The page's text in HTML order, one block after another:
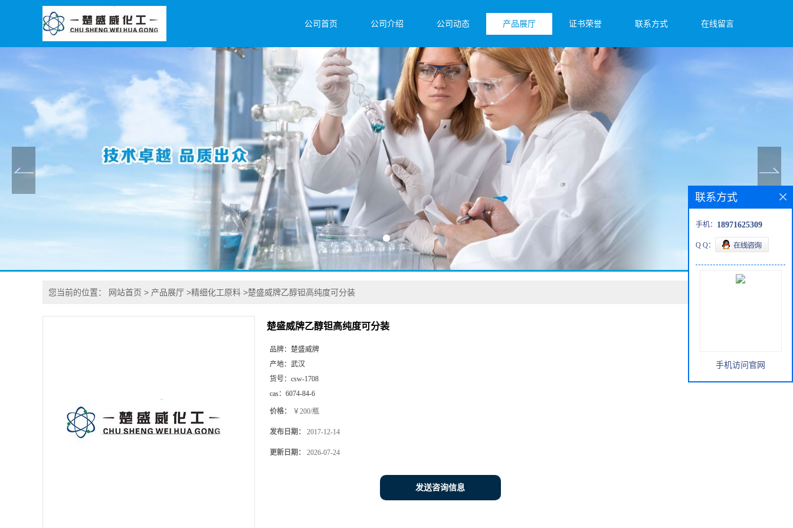
公司首页 公司介绍 公司动态 产品展厅 证书荣誉 联系方式 在线留言
您当前的位置： 网站首页 > 产品展厅 >精细化工原料 >楚盛威牌乙醇钽高纯度可分装
楚盛威牌乙醇钽高纯度可分装
品牌： 楚盛威牌
产地： 武汉
货号： csw-1708
cas： 6074-84-6
价格： ￥200/瓶
发布日期： 2017-12-14
更新日期： 2026-07-24
发送咨询信息
联系方式
手机： 18971625309
Q Q：
手机访问官网